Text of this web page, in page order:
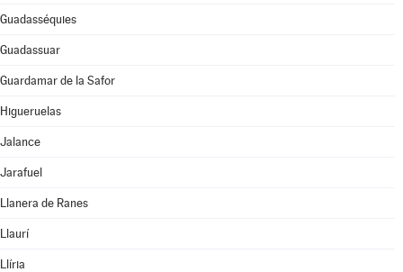
Guadasséquies
Guadassuar
Guardamar de la Safor
Higueruelas
Jalance
Jarafuel
Llanera de Ranes
Llaurí
Llíria